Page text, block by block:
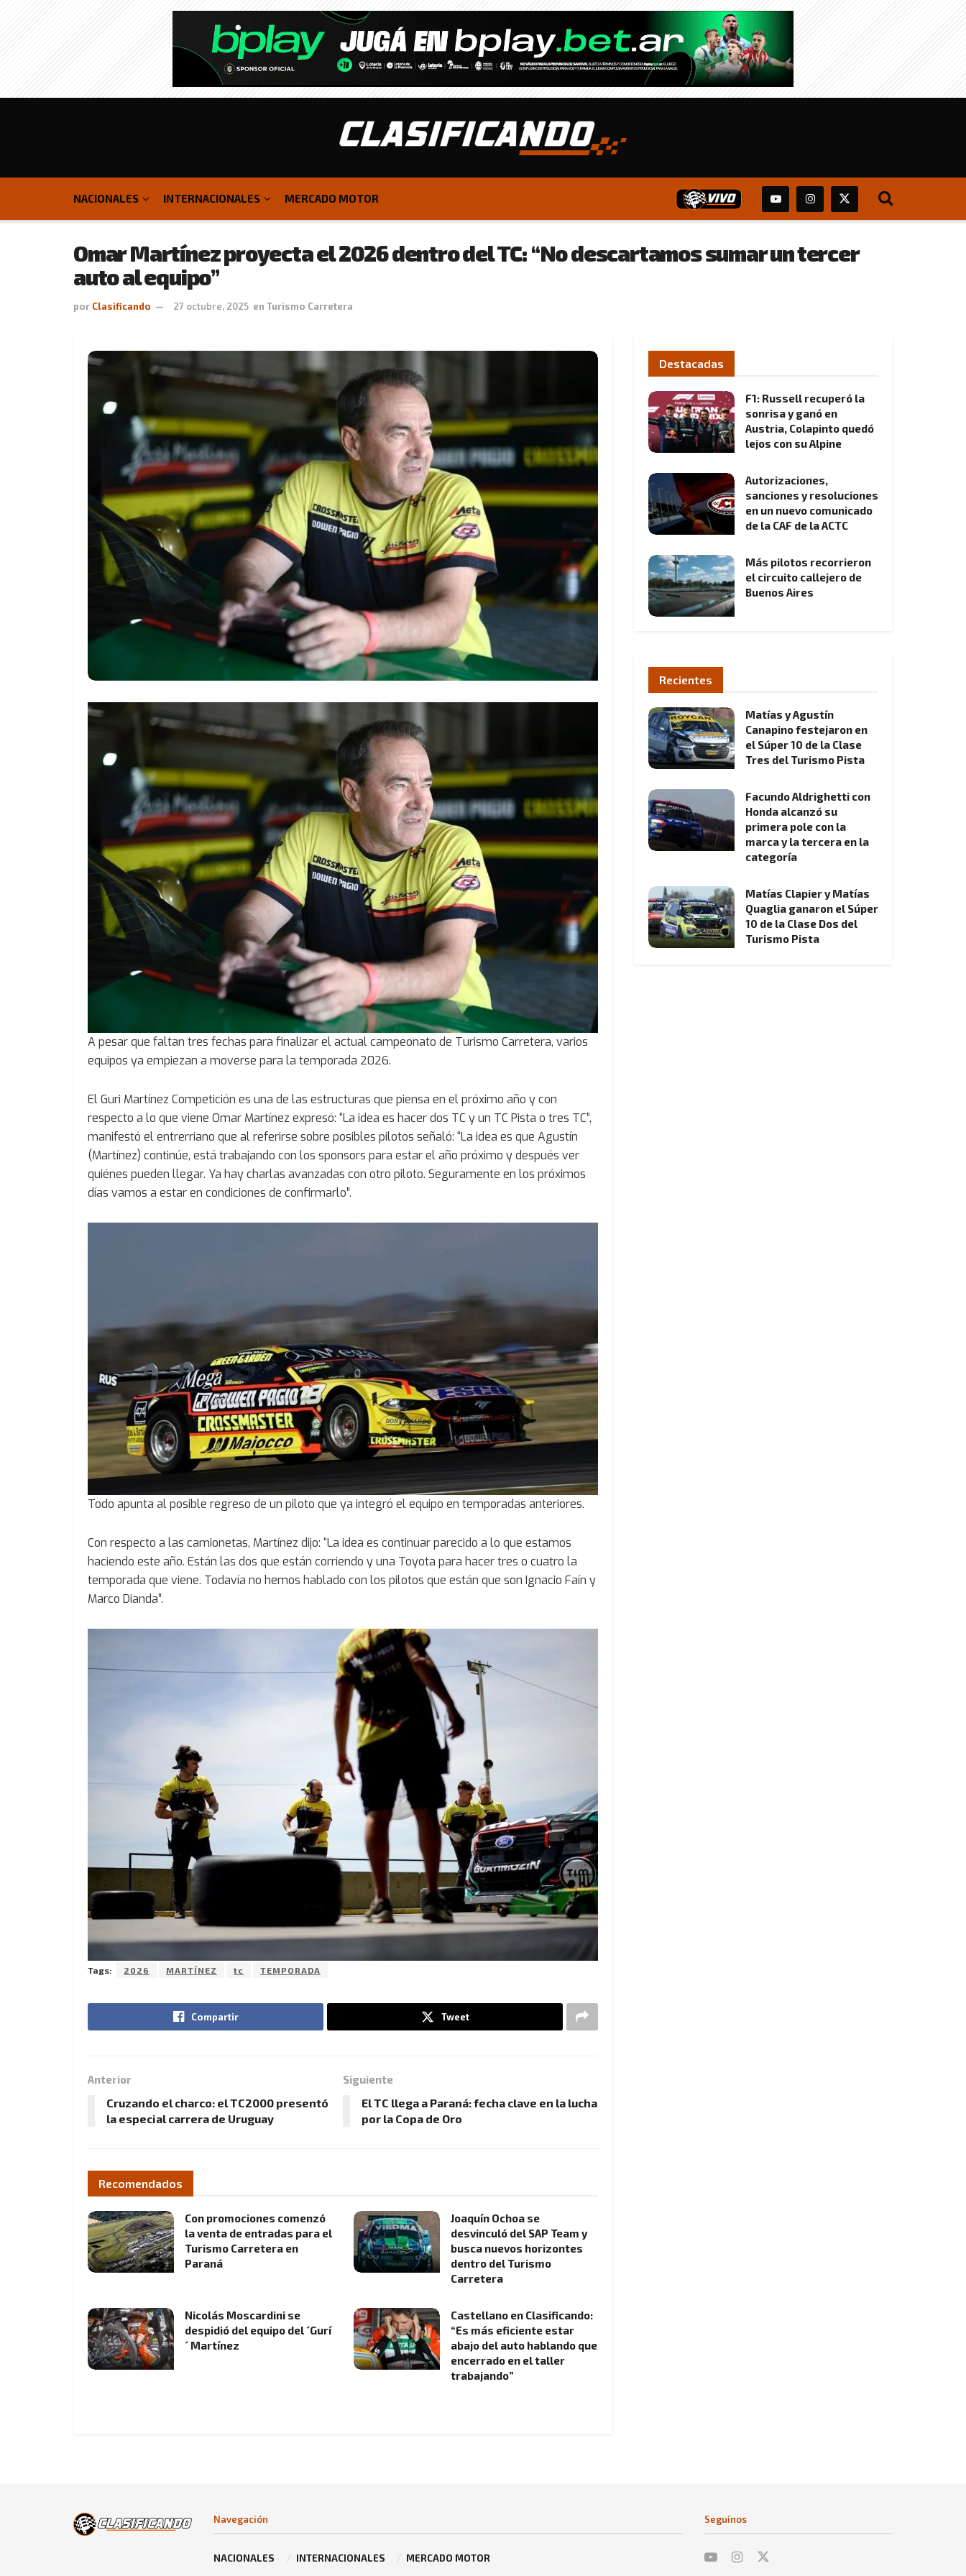
NACIONALES INTERNACIONALES MERCADO MOTOR
Omar Martínez proyecta el 2026 dentro del TC: “No descartamos sumar un tercer
auto al equipo”
por Clasificando 27 octubre, 2025 en Turismo Carretera
A pesar que faltan tres fechas para finalizar el actual campeonato de Turismo Carretera, varios
equipos ya empiezan a moverse para la temporada 2026.
El Guri Martínez Competición es una de las estructuras que piensa en el próximo año y con
respecto a lo que viene Omar Martínez expresó: “La idea es hacer dos TC y un TC Pista o tres TC”,
manifestó el entrerriano que al referirse sobre posibles pilotos señaló: “La idea es que Agustín
(Martínez) continúe, está trabajando con los sponsors para estar el año próximo y después ver
quiénes pueden llegar. Ya hay charlas avanzadas con otro piloto. Seguramente en los próximos
días vamos a estar en condiciones de confirmarlo”.
Todo apunta al posible regreso de un piloto que ya integró el equipo en temporadas anteriores.
Con respecto a las camionetas, Martínez dijo: “La idea es continuar parecido a lo que estamos
haciendo este año. Están las dos que están corriendo y una Toyota para hacer tres o cuatro la
temporada que viene. Todavía no hemos hablado con los pilotos que están que son Ignacio Faín y
Marco Dianda”.
Tags: 2026 MARTÍNEZ tc TEMPORADA
Compartir Tweet
Anterior
Cruzando el charco: el TC2000 presentó
la especial carrera de Uruguay
Siguiente
El TC llega a Paraná: fecha clave en la lucha
por la Copa de Oro
Recomendados
Con promociones comenzó
la venta de entradas para el
Turismo Carretera en
Paraná
Joaquín Ochoa se
desvinculó del SAP Team y
busca nuevos horizontes
dentro del Turismo
Carretera
Nicolás Moscardini se
despidió del equipo del ´Gurí
´ Martínez
Castellano en Clasificando:
“Es más eficiente estar
abajo del auto hablando que
encerrado en el taller
trabajando”
Destacadas
F1: Russell recuperó la
sonrisa y ganó en
Austria, Colapinto quedó
lejos con su Alpine
Autorizaciones,
sanciones y resoluciones
en un nuevo comunicado
de la CAF de la ACTC
Más pilotos recorrieron
el circuito callejero de
Buenos Aires
Recientes
Matías y Agustín
Canapino festejaron en
el Súper 10 de la Clase
Tres del Turismo Pista
Facundo Aldrighetti con
Honda alcanzó su
primera pole con la
marca y la tercera en la
categoría
Matías Clapier y Matías
Quaglia ganaron el Súper
10 de la Clase Dos del
Turismo Pista
Navegación
NACIONALES INTERNACIONALES MERCADO MOTOR
Seguínos